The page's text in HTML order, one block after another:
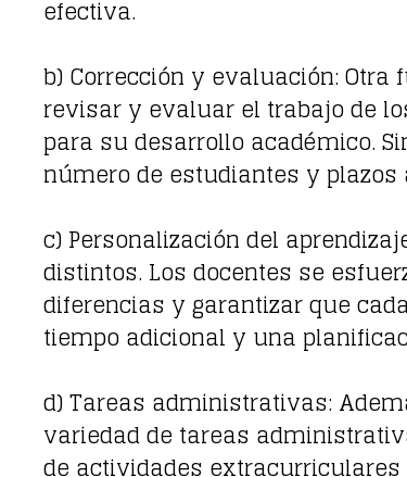
efectiva.
b) Corrección y evaluación:
revisar y evaluar el trabajo de
para su desarrollo académico.
número de estudiantes y
c) Personalización del
distintos. Los docentes se
diferencias y garantizar que
tiempo adicional y una
d) Tareas administrativas:
variedad de tareas
de actividades